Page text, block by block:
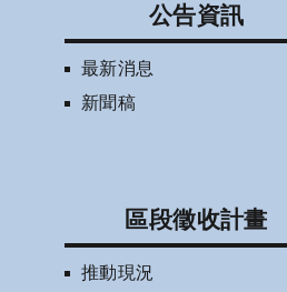
公告資訊
最新消息
新聞稿
區段徵收計畫
推動現況